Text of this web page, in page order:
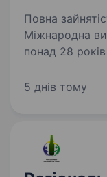
Повна
Міжнародна
понад 28
покрівельних і
5 днів тому